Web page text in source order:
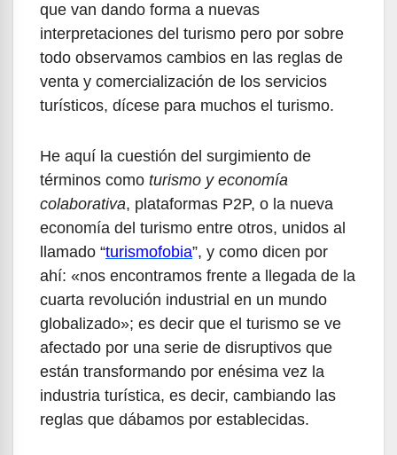
que van dando forma a nuevas
interpretaciones del turismo pero por sobre
todo observamos cambios en las reglas de
venta y comercialización de los servicios
turísticos, dícese para muchos el turismo.
He aquí la cuestión del surgimiento de
términos como turismo y economía
colaborativa, plataformas P2P, o la nueva
economía del turismo entre otros, unidos al
llamado “turismofobia”, y como dicen por
ahí: «nos encontramos frente a llegada de la
cuarta revolución industrial en un mundo
globalizado»; es decir que el turismo se ve
afectado por una serie de disruptivos que
están transformando por enésima vez la
industria turística, es decir, cambiando las
reglas que dábamos por establecidas.